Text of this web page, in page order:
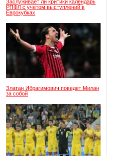
Заслуживает ли критики календарь
РПФЛ с учетом выступлений в
Еврокубках
Златан Ибрагимович поведет Милан
за собой